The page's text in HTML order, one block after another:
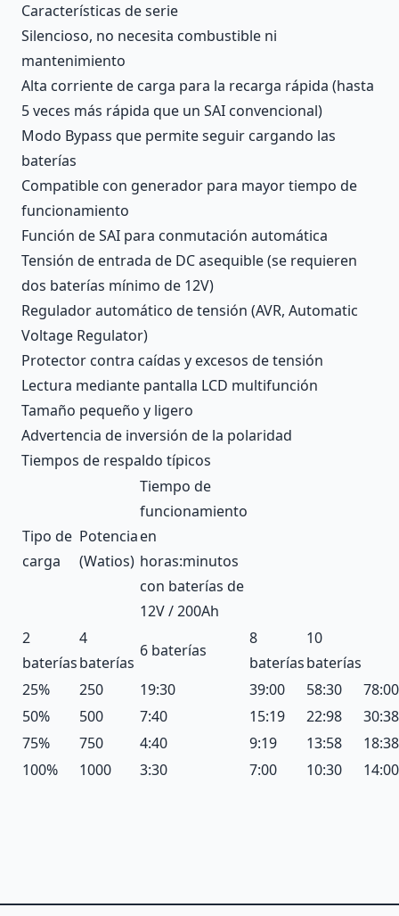
Características de serie
Silencioso, no necesita combustible ni
mantenimiento
Alta corriente de carga para la recarga rápida (hasta
5 veces más rápida que un SAI convencional)
Modo Bypass que permite seguir cargando las
baterías
Compatible con generador para mayor tiempo de
funcionamiento
Función de SAI para conmutación automática
Tensión de entrada de DC asequible (se requieren
dos baterías mínimo de 12V)
Regulador automático de tensión (AVR, Automatic
Voltage Regulator)
Protector contra caídas y excesos de tensión
Lectura mediante pantalla LCD multifunción
Tamaño pequeño y ligero
Advertencia de inversión de la polaridad
Tiempos de respaldo típicos
Tipo de
carga
Potencia
(Watios)
Tiempo de
funcionamiento
en
horas:minutos
con baterías de
12V / 200Ah
2
baterías
4
baterías
6 baterías
8
baterías
10
baterías
25%
250 19:30 39:00 58:30
78:00
50%
500 7:40 15:19 22:98
30:38
75%
750 4:40 9:19 13:58
18:38
100%
1000 3:30 7:00 10:30 14:00